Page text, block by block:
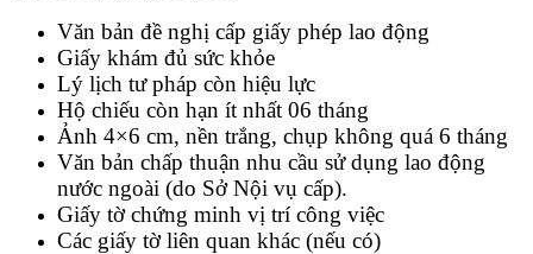
Văn bản đề nghị cấp giấy phép lao động
Giấy khám đủ sức khỏe
Lý lịch tư pháp còn hiệu lực
Hộ chiếu còn hạn ít nhất 06 tháng
Ảnh 4×6 cm, nền trắng, chụp không quá 6 tháng
Văn bản chấp thuận nhu cầu sử dụng lao động
nước ngoài (do Sở Nội vụ cấp).
Giấy tờ chứng minh vị trí công việc
Các giấy tờ liên quan khác (nếu có)